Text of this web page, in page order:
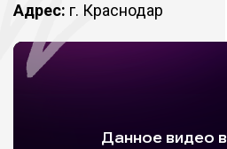
Адрес: г. Краснодар